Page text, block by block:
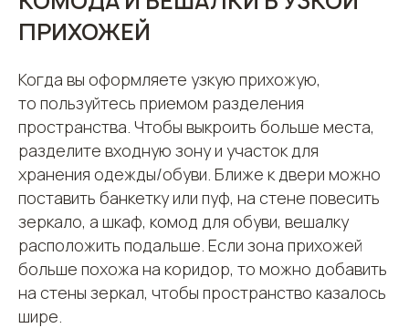
ПРИХОЖЕЙ
Когда вы оформляете узкую прихожую,
то пользуйтесь приемом разделения
пространства. Чтобы выкроить больше места,
разделите входную зону и участок для
хранения одежды/обуви. Ближе к двери можно
поставить банкетку или пуф, на стене повесить
зеркало, а шкаф, комод для обуви, вешалку
расположить подальше. Если зона прихожей
больше похожа на коридор, то можно добавить
на стены зеркал, чтобы пространство казалось
шире.